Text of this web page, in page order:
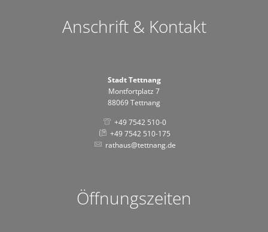
Anschrift & Kontakt
Stadt Tettnang
Montfortplatz 7
88069 Tettnang
+49 7542 510-0
+49 7542 510-175
rathaus@tettnang.de
Öffnungszeiten